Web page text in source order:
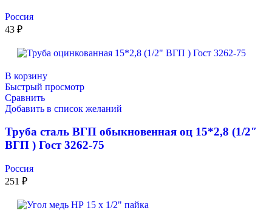
Россия
43 ₽
В корзину
Быстрый просмотр
Сравнить
Добавить в список желаний
Труба сталь ВГП обыкновенная оц 15*2,8 (1/2″
ВГП ) Гост 3262-75
Россия
251 ₽